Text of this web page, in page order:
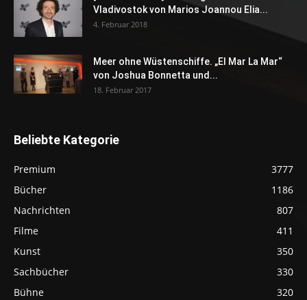
Vladivostok von Marios Joannou Elia...
4. Februar 2018
Meer ohne Wüstenschiffe. „El Mar La Mar“
von Joshua Bonnetta und...
18. Februar 2017
Beliebte Kategorie
Premium
3777
Bücher
1186
Nachrichten
807
Filme
411
Kunst
350
Sachbücher
330
Bühne
320